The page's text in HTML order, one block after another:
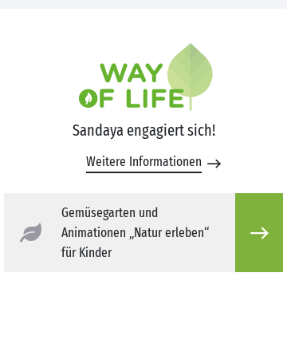
Sandaya engagiert sich!
Weitere Informationen
Gemüsegarten und
Animationen „Natur erleben“
für Kinder